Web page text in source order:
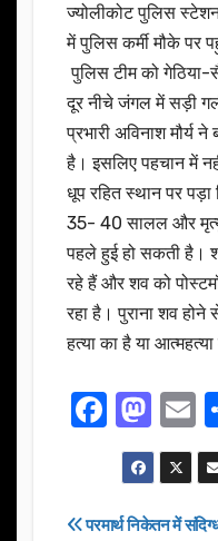
ज्योलीकोट पुलिस
में पुलिस कर्मी मौके पर
पुलिस टीम को
दूर नीचे जंगल में सड़ी
प्रभारी अविनाश मौर्य
है। इसलिए पहचान में
धूप रहित स्थान पर
35- 40 सालल और
पहले हुई हो सकती है।
रहे हैं और शव को
रहा है। पुराना शव होने
हत्या का है या
F
a
c
e
M
a
st
o
E
Post
परमार्थ निकेतन में